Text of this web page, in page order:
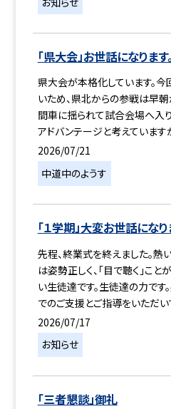
「県大会」お世話になります。
県大会が本格化しています。
いため、県北からの参戦は早
間車に揺られて試合会場へ入
アドバンテージと考えています
2026/07/21
中道中のようす
「１学期」大変お世話になり
先程、終業式を終えました。熱
は姿勢正しく、「目で聴く」こ
い生徒達です。生徒達の力です
でのご支援とご指導をいただい
2026/07/17
お知らせ
「三者懇談」御礼